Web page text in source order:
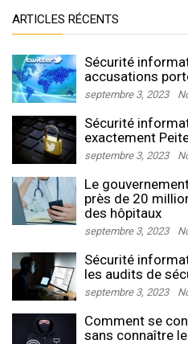
ARTICLES RÉCENTS
Sécurité
accusations
septembre 3, 2023
Sécurité
exactement
septembre 3, 2023
Le
près de 20
des hôpitaux
septembre 3, 2023
Sécurité
les audits de
septembre 3, 2023
Comment se
sans connaître